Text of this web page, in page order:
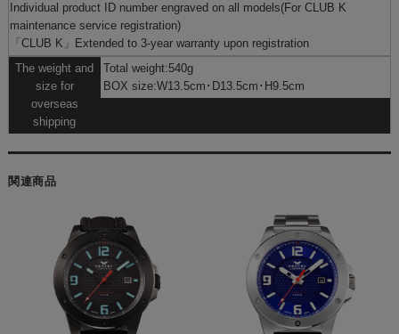
Individual product ID number engraved on all models(For CLUB K
maintenance service registration)
「CLUB K」 Extended to 3-year warranty upon registration
The weight and
size for
overseas
shipping
Total weight:540g
BOX size:W13.5cm･D13.5cm･H9.5cm
関連商品